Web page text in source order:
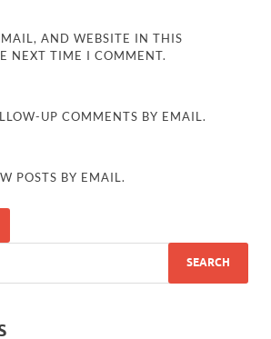
AND WEBSITE IN THIS
NEXT TIME I COMMENT.
UP COMMENTS BY EMAIL.
POSTS BY EMAIL.